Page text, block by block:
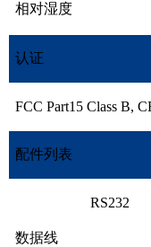
相对湿度
认证
FCC Part15 Class B,
配件列表
数据线
RS232